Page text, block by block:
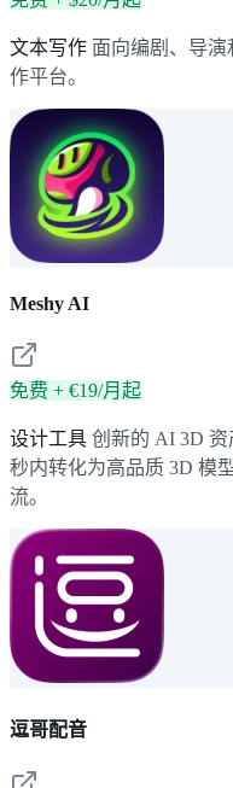
文本写作 面向编剧、导演
作平台。
Meshy AI
免费 + €19/月起
设计工具 创新的 AI 3D
秒内转化为高品质 3D 模
流。
逗哥配音